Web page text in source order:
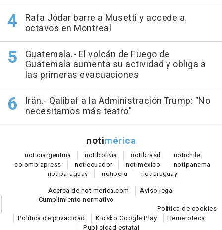
Rafa Jódar barre a Musetti y accede a
octavos en Montreal
Guatemala.- El volcán de Fuego de
Guatemala aumenta su actividad y obliga a
las primeras evacuaciones
Irán.- Qalibaf a la Administración Trump: "No
necesitamos más teatro"
notimérica
noticiargentina notibolivia notibrasil notichile
colombiapress notiecuador notiméxico notipanama
notiparaguay notiperú notiuruguay
Acerca de notimerica.com
Aviso legal
Cumplimiento normativo
Política de cookies
Política de privacidad
Kiosko Google Play
Hemeroteca
Publicidad estatal